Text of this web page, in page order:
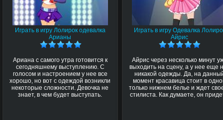
Играть в игру Лолирок одевалка
Арианы
Ариана с самого утра готовится к
сегодняшнему выступлению. С
голосом и настроением у нее все
хорошо, но вот с одеждой возникли
некоторые сложности. Девочка не
знает, в чем будет выступать.
Играть в игру Одевалка
Айрис
Айрис через несколько минут
выходить на сцену, а у нее еще
никакой одежды. Да, на
момент красавица стоит в
только нижнем белье и ждет
стилиста. Как думаете, он